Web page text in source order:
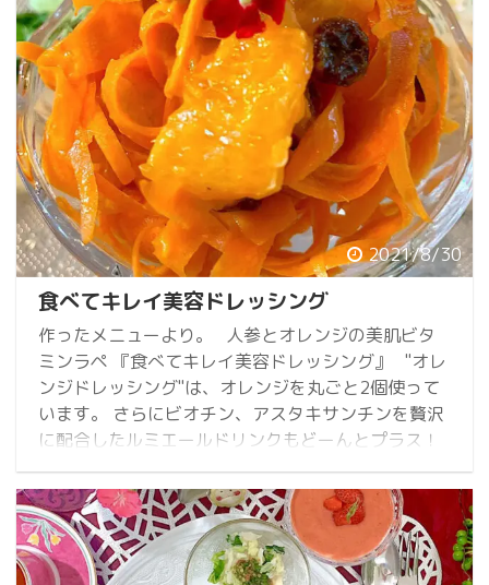
2021/8/30
食べてキレイ美容ドレッシング
作ったメニューより。 人参とオレンジの美肌ビタ
ミンラペ 『食べてキレイ美容ドレッシング』 "オレ
ンジドレッシング"は、オレンジを丸ごと2個使って
います。 さらにビオチン、アスタキサンチンを贅沢
に配合したルミエールドリンクもどーんとプラス！
飲めるドレッシングは、抗酸化効果、美肌効果抜群
です。 サラダにもよく合います 『アンチエイジン
グじゃなくて、リバースエイジングだよー！若返っ
ちゃうよー！と』盛り上がりましたww 今回お出し
したお水も、オレンジスパー ...